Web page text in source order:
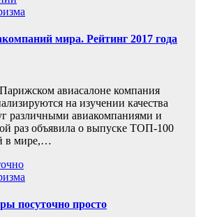
мира. Рейтинг 2017 года
авиасалоне компания
на изучении качества
различными авиакомпаниями и
раз объявила о выпуске ТОП-100
в мире,…
посуточно просто